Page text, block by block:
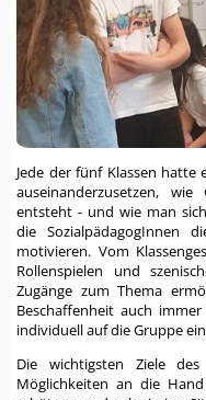
Jede der fünf Klassen hatte
auseinanderzusetzen,
entsteht - und wie man
die SozialpädagogInnen
motivieren. Vom
Rollenspielen und
Zugänge zum Thema
Beschaffenheit auch
individuell auf die Gruppe
Die wichtigsten Ziele
Möglichkeiten an die